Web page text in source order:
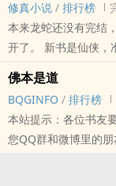
本站提示：各位书友
您QQ群和微博里的
修真小说 / 排行榜
本来龙蛇还没有完结
开了。 新书是仙侠，
新书有大量存稿，不
《佛本》《黑山》《
也要尽快的完结了，
了，虽然还没有写完
佛本是道
BQGINFO / 排行榜
本站提示：各位书友
您QQ群和微博里的朋